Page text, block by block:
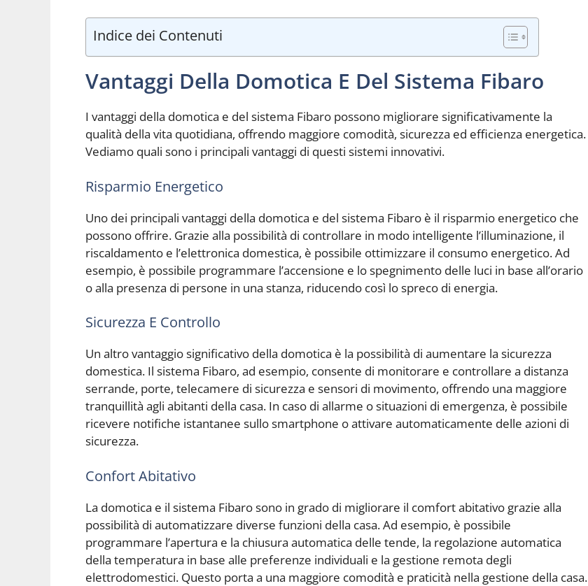
Indice dei Contenuti
Vantaggi Della Domotica E Del Sistema Fibaro
I vantaggi della domotica e del sistema Fibaro possono migliorare significativamente la
qualità della vita quotidiana, offrendo maggiore comodità, sicurezza ed efficienza energetica.
Vediamo quali sono i principali vantaggi di questi sistemi innovativi.
Risparmio Energetico
Uno dei principali vantaggi della domotica e del sistema Fibaro è il risparmio energetico che
possono offrire. Grazie alla possibilità di controllare in modo intelligente l’illuminazione, il
riscaldamento e l’elettronica domestica, è possibile ottimizzare il consumo energetico. Ad
esempio, è possibile programmare l’accensione e lo spegnimento delle luci in base all’orario
o alla presenza di persone in una stanza, riducendo così lo spreco di energia.
Sicurezza E Controllo
Un altro vantaggio significativo della domotica è la possibilità di aumentare la sicurezza
domestica. Il sistema Fibaro, ad esempio, consente di monitorare e controllare a distanza
serrande, porte, telecamere di sicurezza e sensori di movimento, offrendo una maggiore
tranquillità agli abitanti della casa. In caso di allarme o situazioni di emergenza, è possibile
ricevere notifiche istantanee sullo smartphone o attivare automaticamente delle azioni di
sicurezza.
Confort Abitativo
La domotica e il sistema Fibaro sono in grado di migliorare il comfort abitativo grazie alla
possibilità di automatizzare diverse funzioni della casa. Ad esempio, è possibile
programmare l’apertura e la chiusura automatica delle tende, la regolazione automatica
della temperatura in base alle preferenze individuali e la gestione remota degli
elettrodomestici. Questo porta a una maggiore comodità e praticità nella gestione della casa.